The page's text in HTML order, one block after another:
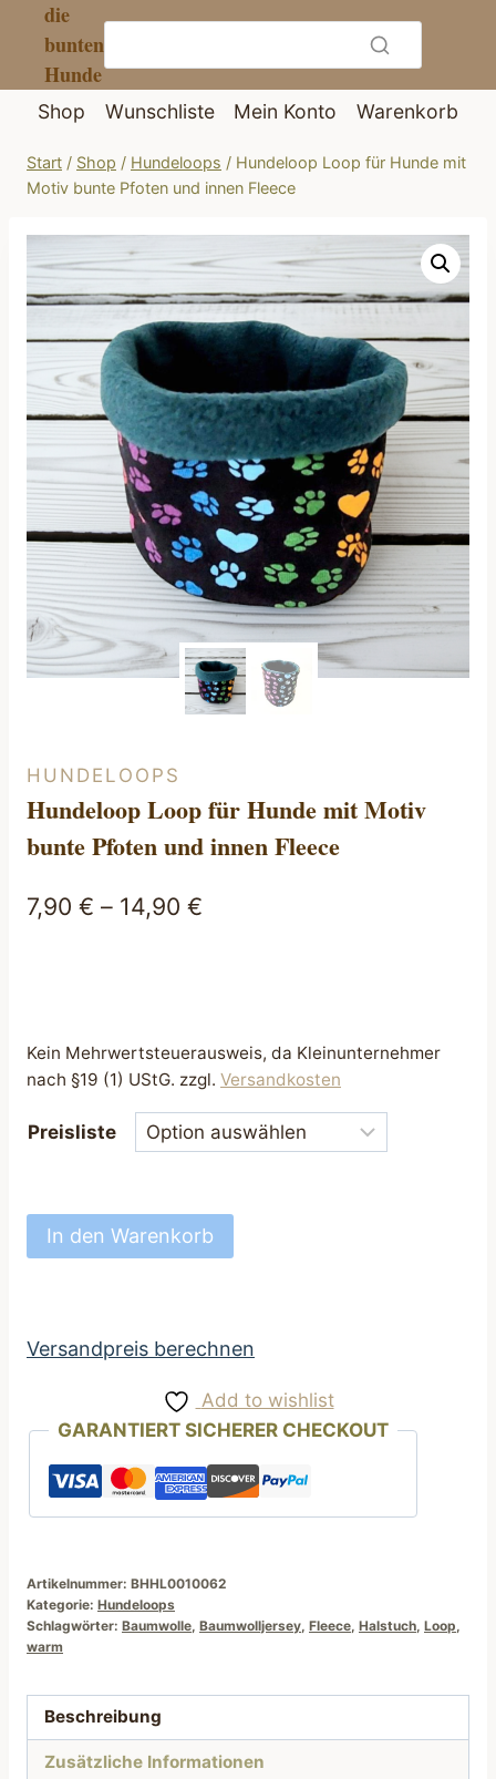
Inhalt
springen
die
bunten
Hunde
Shop Wunschliste Mein Konto Warenkorb
Start / Shop / Hundeloops / Hundeloop Loop für Hunde mit
Motiv bunte Pfoten und innen Fleece
HUNDELOOPS
Hundeloop Loop für Hunde mit Motiv
bunte Pfoten und innen Fleece
7,90 € – 14,90 €
Kein Mehrwertsteuerausweis, da Kleinunternehmer
nach §19 (1) UStG. zzgl. Versandkosten
Preisliste
Hundeloop
Loop
mit
Pfoten
und
innen
In den Warenkorb
Versandpreis berechnen
Add to wishlist
GARANTIERT SICHERER CHECKOUT
Artikelnummer: BHHL0010062
Kategorie: Hundeloops
Schlagwörter: Baumwolle, Baumwolljersey, Fleece, Halstuch, Loop,
warm
Beschreibung
Zusätzliche Informationen